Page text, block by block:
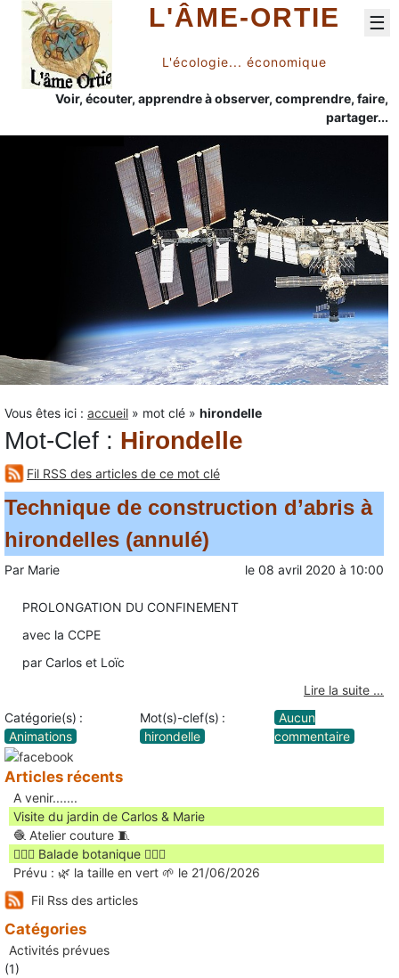
L'ÂME-ORTIE
L'écologie... économique
Voir, écouter, apprendre à observer, comprendre, faire,
partager...
☰
Vous êtes ici : accueil » mot clé » hirondelle
Mot-Clef : Hirondelle
Fil RSS des articles de ce mot clé
Technique de construction d’abris à
hirondelles (annulé)
Par Marie le 08 avril 2020 à 10:00
PROLONGATION DU CONFINEMENT
avec la CCPE
par Carlos et Loïc
Lire la suite …
Catégorie(s) :
Animations
Mot(s)-clef(s) :
hirondelle
Aucun
commentaire
Articles récents
A venir.......
Visite du jardin de Carlos & Marie
🧶 Atelier couture 🧵
🚶🏻‍♀️ Balade botanique 🚶🏻‍♂️
Prévu : 🌿 la taille en vert 🌱 le 21/06/2026
Fil Rss des articles
Catégories
Activités prévues
(1)